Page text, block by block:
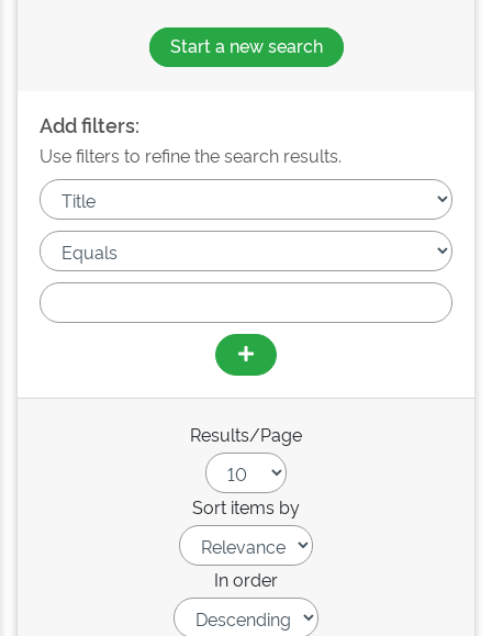
Start a new search
Add filters:
Use filters to refine the search results.
Results/Page
Sort items by
In order